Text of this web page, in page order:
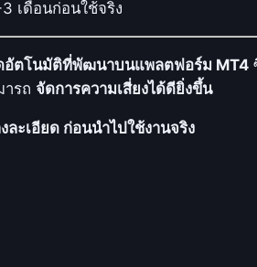
S
I
)
เดือนก่อนใช้จริง
อัตโนมัติที่พัฒนาบนแพลตฟอร์ม MT4
ารถ จัดการความเสี่ยงได้ดียิ่งขึ้น
ะเอียด ก่อนนำไปใช้งานจริง